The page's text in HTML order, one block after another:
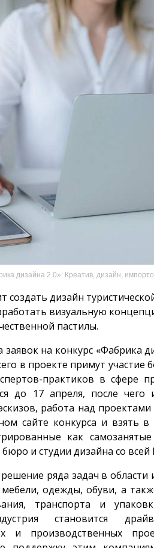
дизайна 2.0»: Креатив, дизайн,
создать дизайн
визуальную
пастилы.
на конкурс «Фабрика
в проекте примут участие
практиков в сфере
до 17 апреля, после
работа над
сайте конкурса и взять в
как
и студии дизайна со всей
ряда задач в
одежды, обуви, а
транспорта и
становится
и производственных